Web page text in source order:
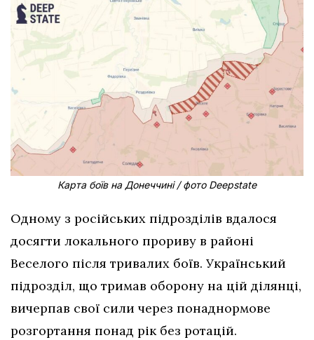
Карта боїв на Донеччині / фото Deepstate
Одному з російських підрозділів вдалося
досягти локального прориву в районі
Веселого після тривалих боїв. Український
підрозділ, що тримав оборону на цій ділянці,
вичерпав свої сили через понаднормове
розгортання понад рік без ротацій.